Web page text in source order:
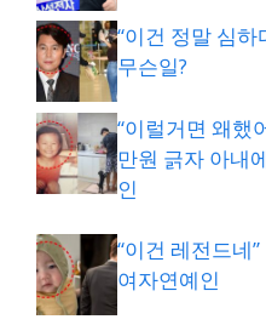
“이건 정말 심하
무슨일?
“이럴거면 왜했
만원 긁자 아내
인
“이건 레전드네
여자연예인